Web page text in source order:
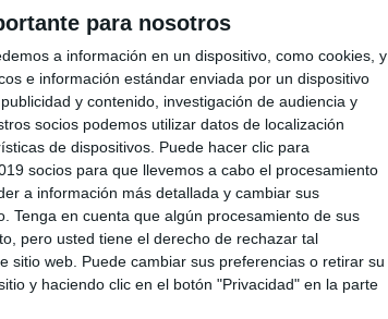
para nosotros
a información en un dispositivo, como cookies, y
e información estándar enviada por un dispositivo
y contenido, investigación de audiencia y
socios podemos utilizar datos de localización
de dispositivos. Puede hacer clic para
socios para que llevemos a cabo el procesamiento
a información más detallada y cambiar sus
Tenga en cuenta que algún procesamiento de sus
pero usted tiene el derecho de rechazar tal
sitio web. Puede cambiar sus preferencias o retirar su
y haciendo clic en el botón "Privacidad" en la parte
l)